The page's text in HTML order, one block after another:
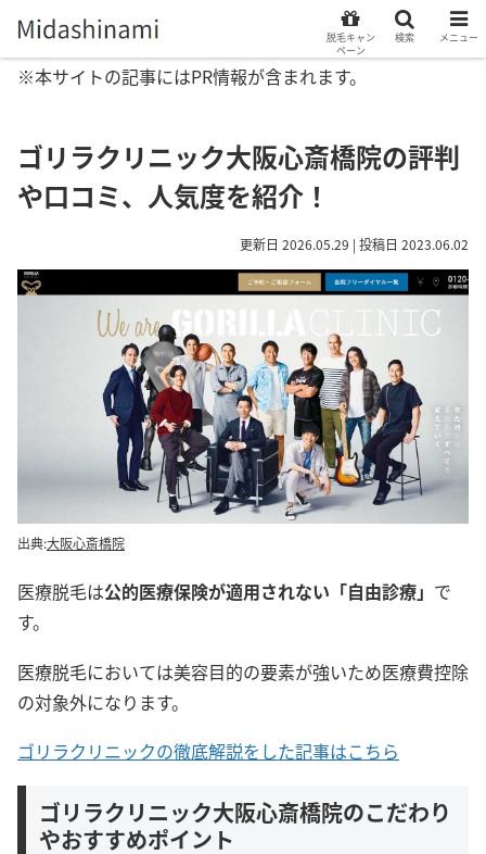
※本サイトの記事にはPR情報が含まれます。
ゴリラクリニック大阪心斎橋院の評判
や口コミ、人気度を紹介！
更新日 2026.05.29 | 投稿日 2023.06.02
出典:大阪心斎橋院
医療脱毛は公的医療保険が適用されない「自由診療」 で
す。
医療脱毛においては美容目的の要素が強いため医療費控除
の対象外になります。
ゴリラクリニックの徹底解説をした記事はこちら
ゴリラクリニック大阪心斎橋院のこだわり
やおすすめポイント
脱毛キャン
ペーン
検索 メニュー